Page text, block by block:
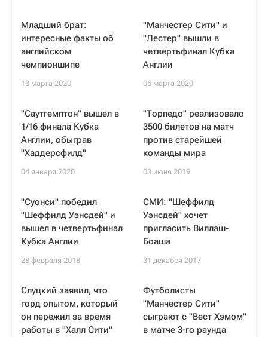
Младший брат:
интересные факты об
английском
чемпионшипе
13 марта 2020
"Манчестер Сити" и
"Лестер" вышли в
четвертьфинал Кубка
Англии
05 марта 2020
"Саутгемптон" вышел в
1/16 финала Кубка
Англии, обыграв
"Хаддерсфилд"
04 января 2020
"Торпедо" реализовало
3500 билетов на матч
против старейшей
команды мира
03 июня 2019
"Суонси" победил
"Шеффилд Уэнсдей" и
вышел в четвертьфинал
Кубка Англии
28 февраля 2018
СМИ: "Шеффилд
Уэнсдей" хочет
пригласить Виллаш-
Боаша
31 декабря 2017
Слуцкий заявил, что
горд опытом, который
он пережил за время
работы в "Халл Сити"
Футболисты
"Манчестер Сити"
сыграют с "Вест Хэмом"
в матче 3-го раунда